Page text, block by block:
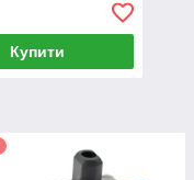
Купити